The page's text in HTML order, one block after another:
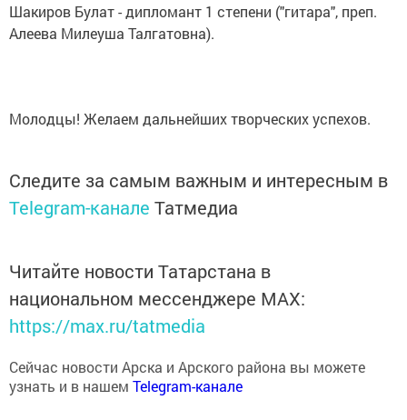
Шакиров Булат - дипломант 1 степени ("гитара", преп.
Алеева Милеуша Талгатовна).
Молодцы! Желаем дальнейших творческих успехов.
Следите за самым важным и интересным в
Telegram-канале Татмедиа
Читайте новости Татарстана в
национальном мессенджере MАХ:
https://max.ru/tatmedia
Сейчас новости Арска и Арского района вы можете
узнать и в нашем Telegram-канале